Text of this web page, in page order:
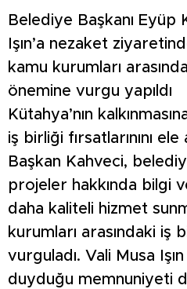
Belediye Başkanı Eyüp
Işın’a nezaket
kamu kurumları
önemine vurgu yapıldı
Kütahya’nın
iş birliği fırsatlarınını ele
Başkan Kahveci,
projeler hakkında bilgi
daha kaliteli hizmet
kurumları arasındaki iş
vurguladı. Vali Musa
duyduğu memnuniyeti